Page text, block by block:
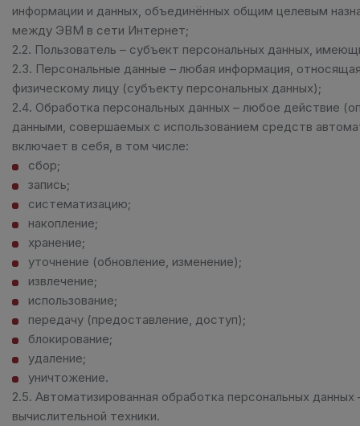
информации и данных, объединённых общим целевым
между ЭВМ в сети Интернет;
2.2. Пользователь – субъект персональных данных,
2.3. Персональные данные – любая информация,
физическому лицу (субъекту персональных данных);
2.4. Обработка персональных данных – любое действие
данными, совершаемых с использованием средств
включает в себя, в том числе:
сбор;
запись;
систематизацию;
накопление;
хранение;
уточнение (обновление, изменение);
извлечение;
использование;
передачу (предоставление, доступ);
блокирование;
удаление;
уничтожение.
2.5. Автоматизированная обработка персональных
вычислительной техники.